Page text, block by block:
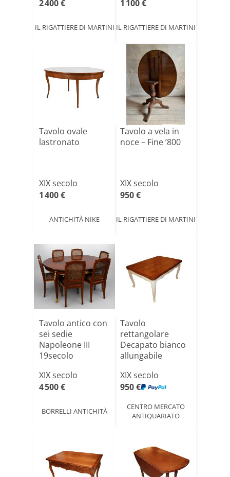
2 400 €
IL RIGATTIERE DI MARTINI
1 100 €
IL RIGATTIERE DI MARTINI
Tavolo ovale
lastronato
XIX secolo
1 400 €
ANTICHITÀ NIKE
Tavolo a vela in
noce – Fine ’800
XIX secolo
950 €
IL RIGATTIERE DI MARTINI
Tavolo antico con
sei sedie
Napoleone III
19secolo
XIX secolo
4 500 €
BORRELLI ANTICHITÀ
Tavolo
rettangolare
Decapato bianco
allungabile
XI[...]
XIX secolo
950 €
CENTRO MERCATO
ANTIQUARIATO